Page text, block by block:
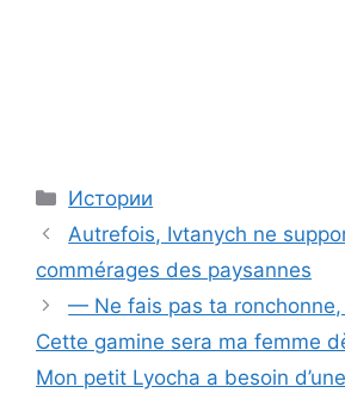
Categories
Истории
Autrefois, Ivtanych ne
commérages des paysannes
— Ne fais pas ta ronchonne,
Cette gamine sera ma femme
Mon petit Lyocha a besoin